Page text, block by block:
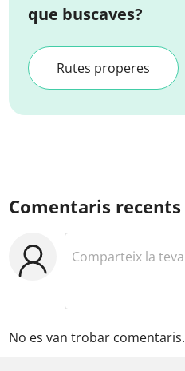
que buscaves?
Rutes properes
Comentaris recents
No es van trobar comentaris.